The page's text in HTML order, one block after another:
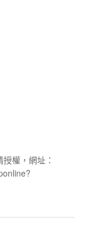
權，網址：